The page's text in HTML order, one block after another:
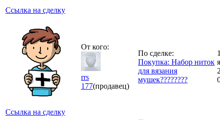
Ссылка на сделку
Ссылка на сделку
От кого:
rrs
177(продавец)
По сделке:
Покупка: Набор ниток
для вязания
мушек????????